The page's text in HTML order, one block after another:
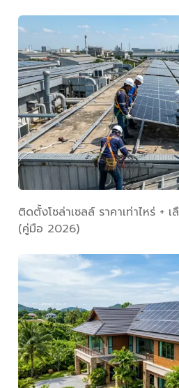
ติดตั้งโซล่าเซลล์ ราคาเท่าไหร่ +
(คู่มือ 2026)